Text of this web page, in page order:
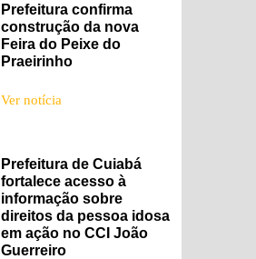
Prefeitura confirma
construção da nova
Feira do Peixe do
Praeirinho
Ver notícia
Prefeitura de Cuiabá
fortalece acesso à
informação sobre
direitos da pessoa idosa
em ação no CCI João
Guerreiro